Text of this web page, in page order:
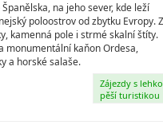
na jeho sever, kde leží
poloostrov od zbytku Evropy.
kamenná pole i strmé skalní štíty.
monumentální kaňon Ordesa,
a horské salaše.
Zájezdy s
pěší turistikou